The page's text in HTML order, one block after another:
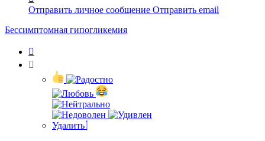
информация
пользователя
Dik
Отправить личное сообщение Отправить email
Бессимптомная гипогликемия
Удалить